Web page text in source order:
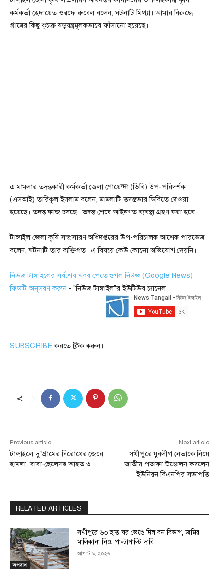
কর্মকর্তা হেদায়েত ওরফে রুবেল বলেন, ঘটনাটি মিথ্যা। আমার বিরুদ্ধে
গ্রামের কিছু কুচক্র ষড়যন্ত্রমূলকভাবে ফাঁসানো হয়েছে।
এ মামলার তদন্তকারী কর্মকর্তা জেলা গোয়েন্দা (ডিবি) উপ-পরিদর্শক
(এসআই) তারিকুল ইসলাম বলেন, মামলাটি তদন্তভার ডিবিতে দেওয়া
হয়েছে। তদন্ত কাজ চলছে। তদন্ত শেষে আইনগত ব্যবস্থা গ্রহণ করা হবে।
টাঙ্গাইল জেলা কৃষি সম্প্রসারণ অধিদপ্তরের উপ-পরিচালক আশেক পারভেজ
বলেন, ঘটনাটি তার ব্যক্তিগত। এ বিষয়ে কেউ কোনো অভিযোগ দেয়নি।
নিউজ টাঙ্গাইলের সর্বশেষ খবর পেতে গুগল নিউজ (Google News)
ফিডটি অনুসরণ করুন - "নিউজ টাঙ্গাইল"র ইউটিউব চ্যানেল
SUBSCRIBEকরতে ক্লিক করুন।
Previous article
টাঙ্গাইলে দু’গ্রামের বিরোধের জেরে
হামলা, বাবা-ছেলেসহ আহত ৩
Next article
সখীপুরে যুবলীগ নেতাকে নিয়ে
জাতীয় পতাকা উত্তোলন করলেন
ইউনিয়ন বিএনপির সভাপতি
RELATED ARTICLES
অপরাধ
সখীপুরে ৬০ হাত ঘর ভেঙে দিল বন বিভাগ, জমির
মালিকানা নিয়ে পাল্টাপাল্টি দাবি
আগস্ট ৯, ২০২৬